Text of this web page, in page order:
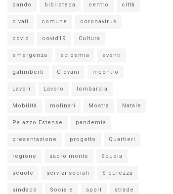
bando biblioteca centro città
civati comune coronavirus
covid covid19 Cultura
emergenza epidemia eventi
galimberti Giovani incontro
Lavori Lavoro lombardia
Mobilità molinari Mostra Natale
Palazzo Estense pandemia
presentazione progetto Quartieri
regione sacro monte Scuola
scuole servizi sociali Sicurezza
sindaco Sociale sport strade